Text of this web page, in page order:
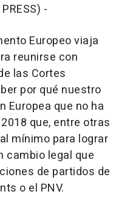
-
Europeo viaja
reunirse con
las Cortes
por qué nuestro
Europea que no ha
que, entre otras
mínimo para lograr
cambio legal que
de partidos de
o el PNV.